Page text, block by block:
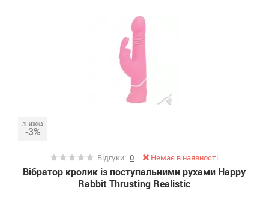
ЗНИЖКА
-3%
Відгуки:0 Немає в наявності
Вібратор кролик із поступальними рухами Happy
Rabbit Thrusting Realistic